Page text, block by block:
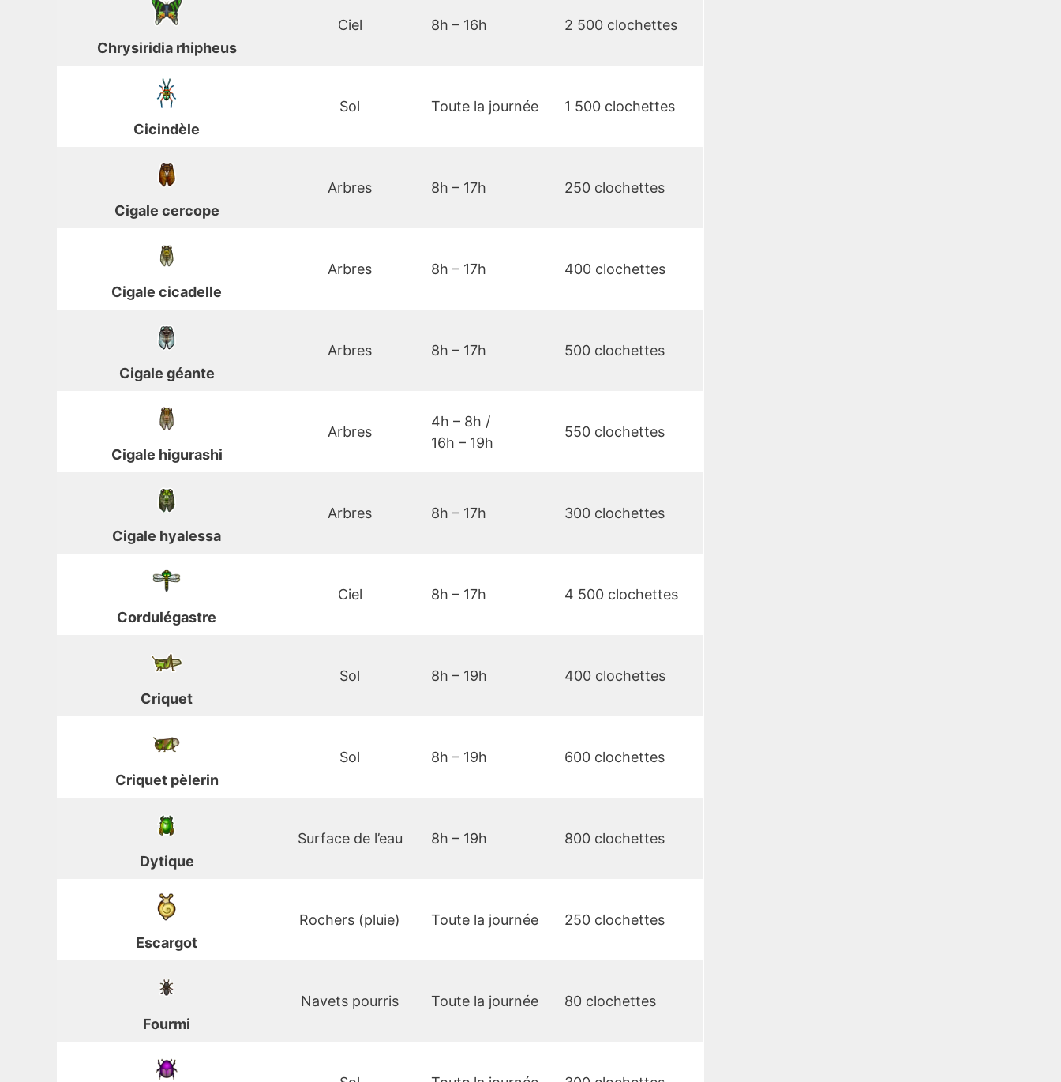
Chrysiridia rhipheus
Ciel 8h – 16h 2 500 clochettes
Cicindèle
Sol Toute la journée 1 500 clochettes
Cigale cercope
Arbres 8h – 17h 250 clochettes
Cigale cicadelle
Arbres 8h – 17h 400 clochettes
Cigale géante
Arbres 8h – 17h 500 clochettes
Cigale higurashi
Arbres
4h – 8h /
16h – 19h
550 clochettes
Cigale hyalessa
Arbres 8h – 17h 300 clochettes
Cordulégastre
Ciel 8h – 17h 4 500 clochettes
Criquet
Sol 8h – 19h 400 clochettes
Criquet pèlerin
Sol 8h – 19h 600 clochettes
Dytique
Surface de l’eau 8h – 19h 800 clochettes
Escargot
Rochers (pluie) Toute la journée 250 clochettes
Fourmi
Navets pourris Toute la journée 80 clochettes